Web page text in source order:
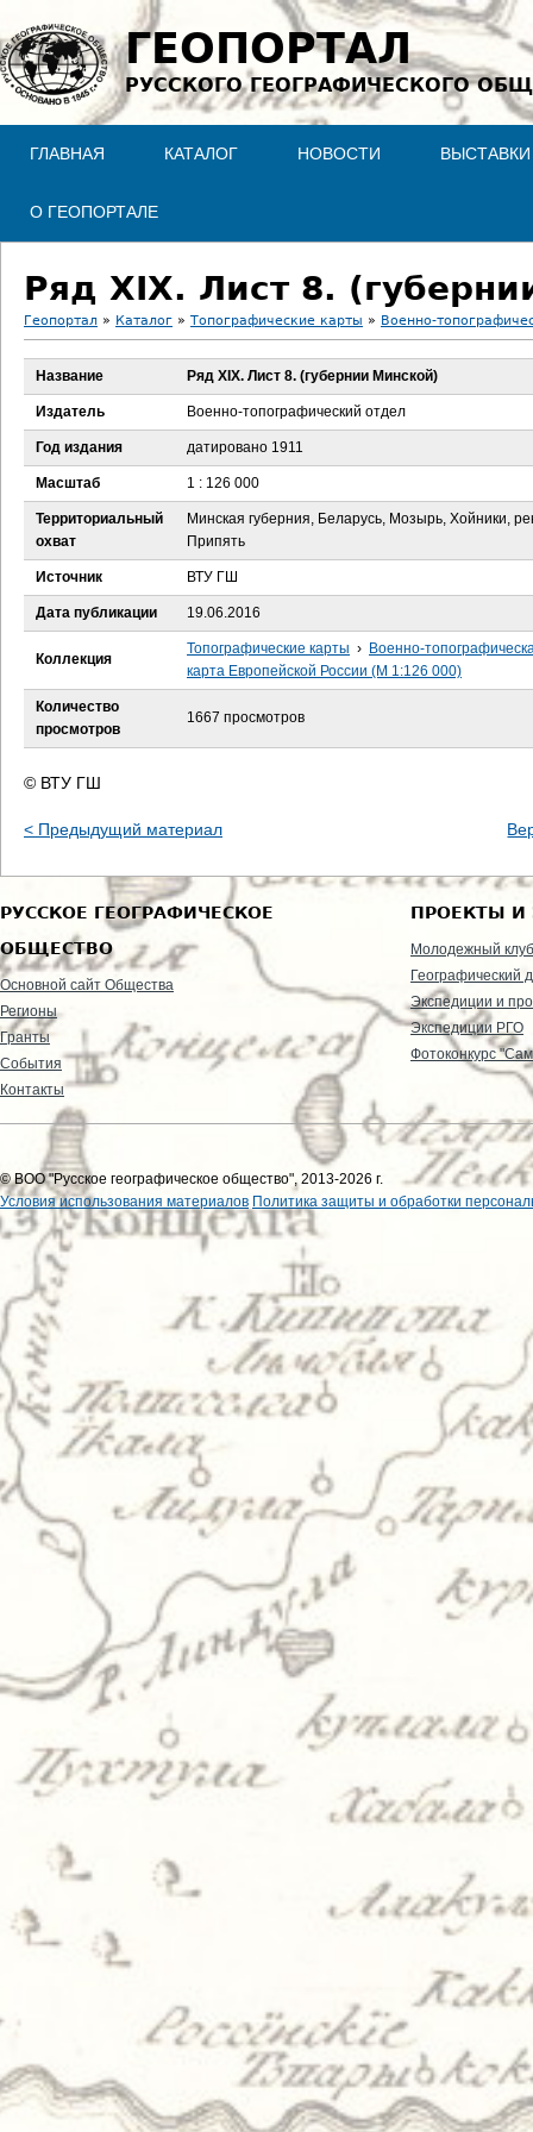
Jump to navigation
ГЕОПОРТАЛ
РУССКОГО ГЕОГРАФИЧЕСКОГО
ГЛАВНАЯ КАТАЛОГ НОВОСТИ ВЫСТАВКИ
О ГЕОПОРТАЛЕ
Ряд XIX. Лист 8.
В
ы
д
е
с
ь
Геопортал » Каталог » Топографические карты » Военно-
Название Ряд XIX. Лист 8. (губернии Минской)
Издатель Военно-топографический отдел
Год издания датировано 1911
Масштаб 1 : 126 000
Территориальный
охват
Минская губерния, Беларусь, Мозырь, Хойники,
Припять
Источник ВТУ ГШ
Дата публикации 19.06.2016
Коллекция
Топографические карты › Военно-
карта Европейской России (М 1:126 000)
Количество
просмотров
1667 просмотров
© ВТУ ГШ
< Предыдущий материал
РУССКОЕ ГЕОГРАФИЧЕСКОЕ
ОБЩЕСТВО
Основной сайт Общества
Регионы
Гранты
События
Контакты
ПРОЕКТЫ И
Молодежный клуб
Географический
Экспедиции и
Экспедиции РГО
Фотоконкурс
© ВОО "Русское географическое общество", 2013-2026 г.
Условия использования материалов Политика защиты и обработки